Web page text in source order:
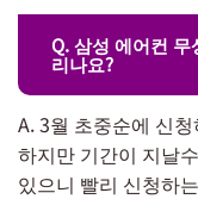
Q. 삼성 에어컨
리나요?
A. 3월 초중순에 신
하지만 기간이 지날
있으니 빨리 신청하